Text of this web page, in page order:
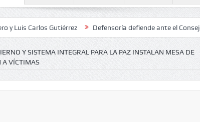
Gutiérrez Defensoría defiende ante el Consejo de
Y SISTEMA INTEGRAL PARA LA PAZ INSTALAN MESA DE
A VÍCTIMAS